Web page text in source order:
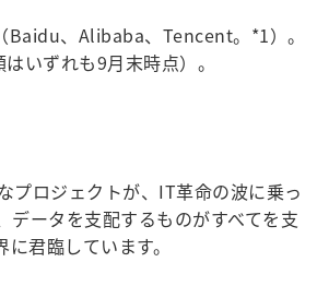
（Baidu、Alibaba、Tencent。*1）。
いずれも9月末時点）。
ロジェクトが、IT革命の波に乗っ
ータを支配するものがすべてを支
君臨しています。